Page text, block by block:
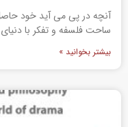
آنچه در پی می آید خود
ساحت فلسفه و تفکر با دنیای
بیشتر بخوانید »